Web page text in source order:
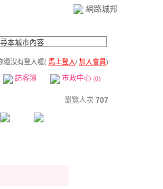
網路城邦
還沒有登入喔( 馬上登入/ 加入會員)
訪客簿 市政中心 (0)
瀏覽人次 707